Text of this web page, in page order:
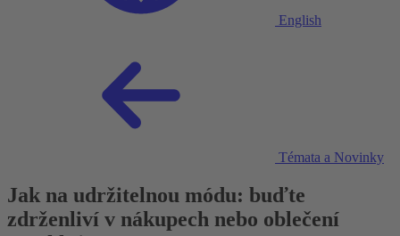
English
Témata a Novinky
Jak na udržitelnou módu: buďte
zdrženliví v nákupech nebo oblečení